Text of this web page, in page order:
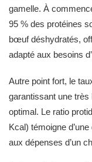
gamelle. À
95 % des protéines
bœuf déshydratés,
adapté aux besoins
Autre point fort, le
garantissant une très
optimal. Le ratio
Kcal) témoigne
aux dépenses d’un